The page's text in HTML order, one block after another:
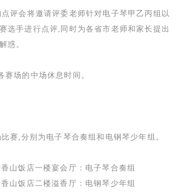
评会将邀请评委老师针对电子琴甲乙丙组以
选手进行点评,同时为各省市老师和家长提出
惑。
赛场的中场休息时间。
赛,分别为电子琴合奏组和电钢琴少年组。
香山饭店一楼宴会厅：电子琴合奏组
香山饭店二楼溢香厅：电钢琴少年组